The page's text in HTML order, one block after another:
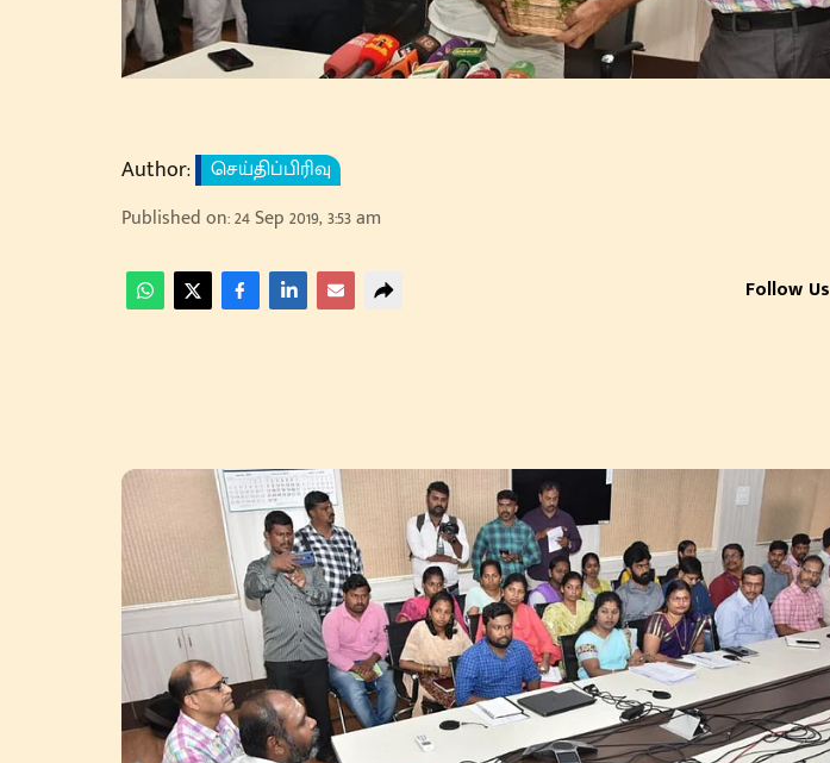
Author:
செய்திப்பிரிவு
Published on:24 Sep 2019, 3:53 am
Follow Us